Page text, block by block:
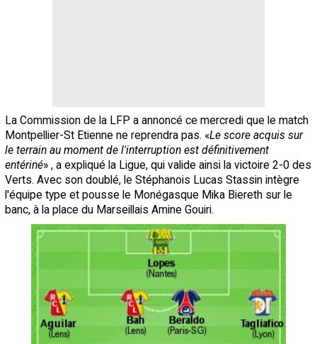
La Commission de la LFP a annoncé ce mercredi que le match
Montpellier-St Etienne ne reprendra pas. «Le score acquis sur
le terrain au moment de l'interruption est définitivement
entériné» , a expliqué la Ligue, qui valide ainsi la victoire 2-0 des
Verts. Avec son doublé, le Stéphanois Lucas Stassin intègre
l'équipe type et pousse le Monégasque Mika Biereth sur le
banc, à la place du Marseillais Amine Gouiri.